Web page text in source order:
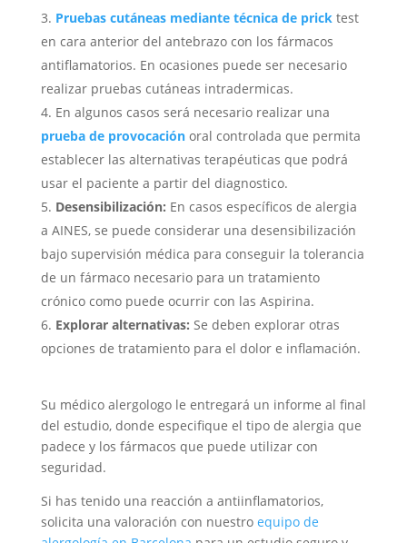
Pruebas cutáneas mediante técnica de prick test
en cara anterior del antebrazo con los fármacos
antiflamatorios. En ocasiones puede ser necesario
realizar pruebas cutáneas intradermicas.
En algunos casos será necesario realizar una
prueba de provocación oral controlada que permita
establecer las alternativas terapéuticas que podrá
usar el paciente a partir del diagnostico.
Desensibilización: En casos específicos de alergia
a AINES, se puede considerar una desensibilización
bajo supervisión médica para conseguir la tolerancia
de un fármaco necesario para un tratamiento
crónico como puede ocurrir con las Aspirina.
Explorar alternativas: Se deben explorar otras
opciones de tratamiento para el dolor e inflamación.
Su médico alergologo le entregará un informe al final
del estudio, donde especifique el tipo de alergia que
padece y los fármacos que puede utilizar con
seguridad.
Si has tenido una reacción a antiinflamatorios,
solicita una valoración con nuestro equipo de